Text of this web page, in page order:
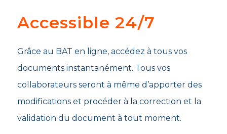
Accessible 24/7
Grâce au BAT en ligne, accédez à tous vos
documents instantanément. Tous vos
collaborateurs seront à même d’apporter des
modifications et procéder à la correction et la
validation du document à tout moment.